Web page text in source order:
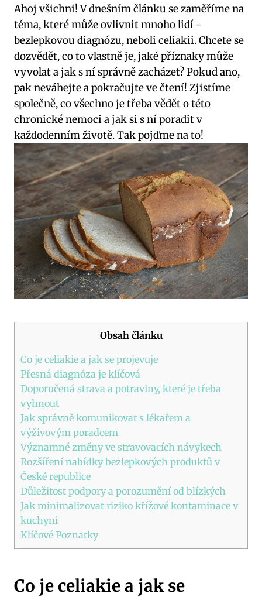
Ahoj všichni!⁣ V dnešním článku se zaměříme na⁣
téma, které může​ ovlivnit mnoho lidí ​-
bezlepkovou diagnózu,​ neboli celiakii. Chcete se
dozvědět, co to vlastně je, ⁣jaké příznaky může‍
vyvolat a ⁣jak s ní⁢ správně zacházet? Pokud ano,
pak neváhejte ‌a pokračujte ve čtení! ​Zjistíme
společně,⁤ co ⁣všechno je⁢ třeba vědět o této
chronické nemoci a jak ⁤si s ní⁣ poradit ‌v
každodenním ⁤životě. Tak pojďme na to!
Obsah článku
Co je celiakie a jak se projevuje
Přesná ⁢diagnóza je klíčová
Doporučená strava a‍ potraviny, které je třeba
vyhnout
Jak správně komunikovat s lékařem⁤ a
výživovým poradcem
Významné změny ve​ stravovacích návykech
Rozšíření nabídky bezlepkových produktů v
České republice
Důležitost podpory ‍a porozumění od ⁤blízkých
Jak minimalizovat riziko křížové kontaminace v
kuchyni
Klíčové Poznatky
Co je celiakie a jak se